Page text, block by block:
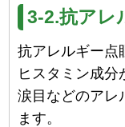
3-2.抗アレ
抗アレルギー点
ヒスタミン成分
涙目などのアレ
ます。